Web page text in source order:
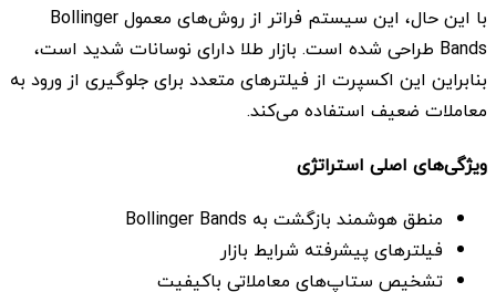
با این حال، این سیستم فراتر از روش‌های معمول Bollinger
Bands طراحی شده است. بازار طلا دارای نوسانات شدید است،
بنابراین این اکسپرت از فیلترهای متعدد برای جلوگیری از ورود به
معاملات ضعیف استفاده می‌کند.
ویژگی‌های اصلی استراتژی
منطق هوشمند بازگشت به Bollinger Bands
فیلترهای پیشرفته شرایط بازار
تشخیص ستاپ‌های معاملاتی باکیفیت